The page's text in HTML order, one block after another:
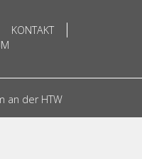
KONTAKT
an der HTW